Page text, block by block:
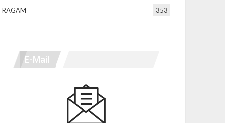
RAGAM 353
E-Mail